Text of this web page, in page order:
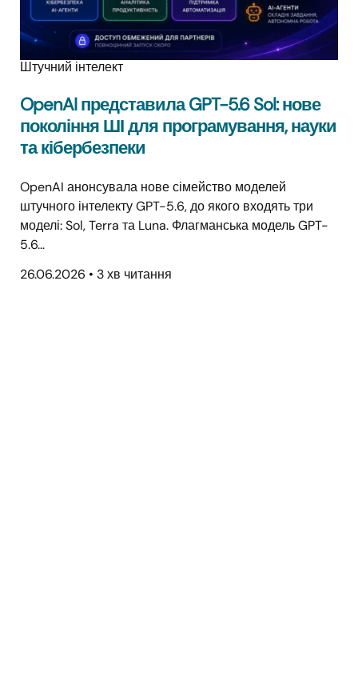
Штучний інтелект
OpenAI представила GPT-5.6 Sol: нове
покоління ШІ для програмування, науки
та кібербезпеки
OpenAI анонсувала нове сімейство моделей
штучного інтелекту GPT-5.6, до якого входять три
моделі: Sol, Terra та Luna. Флагманська модель GPT-
5.6…
26.06.2026 • 3 хв читання